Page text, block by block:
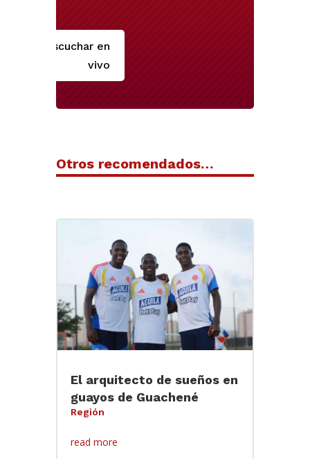
Escuchar en
vivo
Otros recomendados…
El arquitecto de sueños en
guayos de Guachené
Región
read more